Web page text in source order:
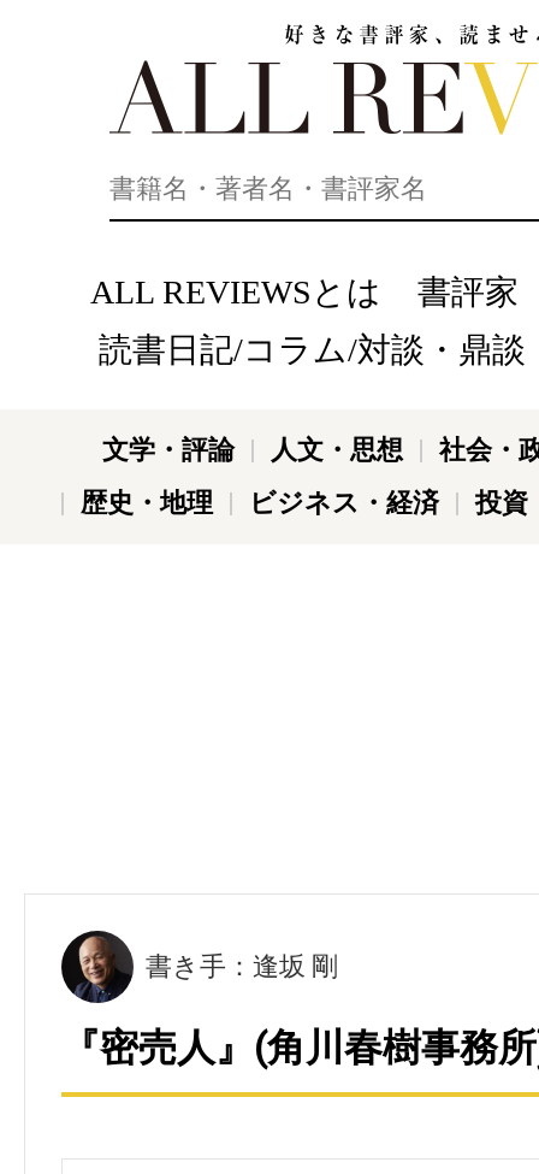
ALL REVIEWSとは
書評家
読書日記/コラム/対談・鼎談
文学・評論 人文・思想
社会・
歴史・地理
ビジネス・経済 投資
書き手：逢坂 剛
『密売人』(角川春樹事務